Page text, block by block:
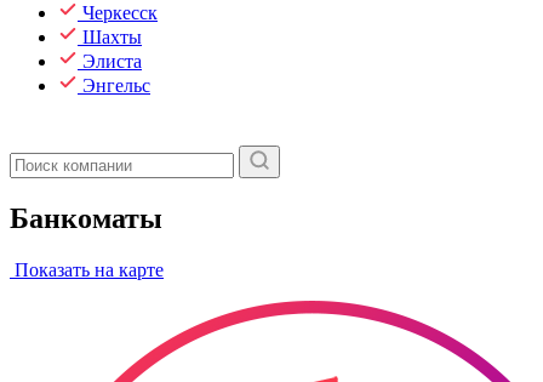
Черкесск
Шахты
Элиста
Энгельс
Банкоматы
Показать на карте